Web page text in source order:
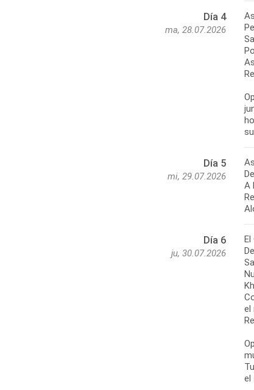
Día 4
ma, 28.07.2026
Día 5
mi, 29.07.2026
A
Día 6
ju, 30.07.2026
el
el